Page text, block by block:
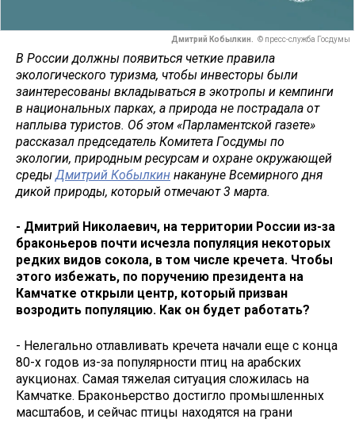
Дмитрий Кобылкин. © пресс-служба Госдумы
В России должны появиться четкие правила
экологического туризма, чтобы инвесторы были
заинтересованы вкладываться в экотропы и кемпинги
в национальных парках, а природа не пострадала от
наплыва туристов. Об этом «Парламентской газете»
рассказал председатель Комитета Госдумы по
экологии, природным ресурсам и охране окружающей
среды Дмитрий Кобылкин накануне Всемирного дня
дикой природы, который отмечают 3 марта.
- Дмитрий Николаевич, на территории России из-за
браконьеров почти исчезла популяция некоторых
редких видов сокола, в том числе кречета. Чтобы
этого избежать, по поручению президента на
Камчатке открыли центр, который призван
возродить популяцию. Как он будет работать?
- Нелегально отлавливать кречета начали еще с конца
80-х годов из-за популярности птиц на арабских
аукционах. Самая тяжелая ситуация сложилась на
Камчатке. Браконьерство достигло промышленных
масштабов, и сейчас птицы находятся на грани